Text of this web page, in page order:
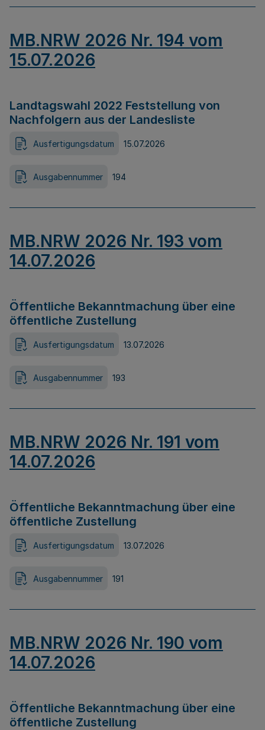
MB.NRW 2026 Nr. 194 vom
15.07.2026
Landtagswahl 2022 Feststellung von
Nachfolgern aus der Landesliste
Ausfertigungsdatum 15.07.2026
Ausgabennummer 194
MB.NRW 2026 Nr. 193 vom
14.07.2026
Öffentliche Bekanntmachung über eine
öffentliche Zustellung
Ausfertigungsdatum 13.07.2026
Ausgabennummer 193
MB.NRW 2026 Nr. 191 vom
14.07.2026
Öffentliche Bekanntmachung über eine
öffentliche Zustellung
Ausfertigungsdatum 13.07.2026
Ausgabennummer 191
MB.NRW 2026 Nr. 190 vom
14.07.2026
Öffentliche Bekanntmachung über eine
öffentliche Zustellung